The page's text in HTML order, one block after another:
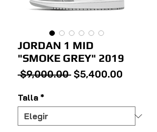
JORDAN 1 MID
"SMOKE GREY" 2019
$9,000.00 Precio
$5,400.00
Talla *